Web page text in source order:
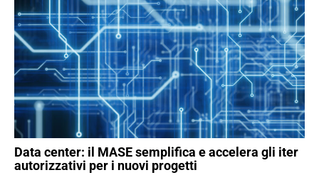
Data center: il MASE semplifica e accelera gli iter
autorizzativi per i nuovi progetti